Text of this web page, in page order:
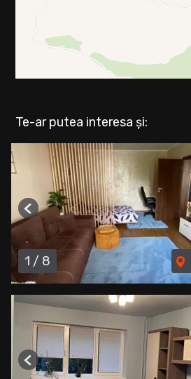
Te-ar putea interesa și:
1 / 8
Previous
Previous